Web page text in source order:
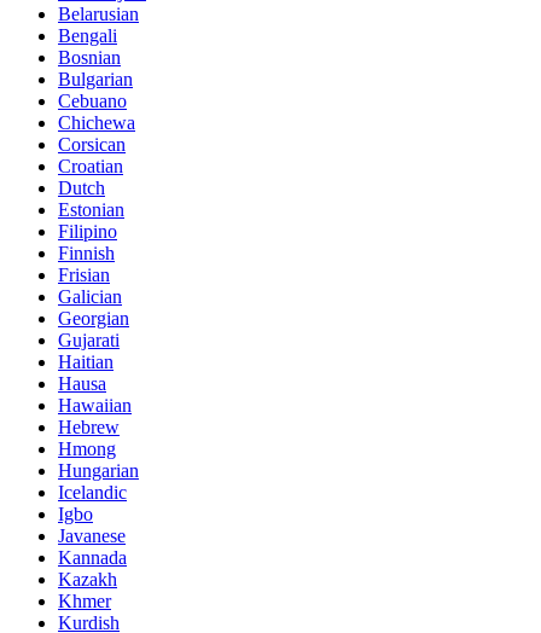
Belarusian
Bengali
Bosnian
Bulgarian
Cebuano
Chichewa
Corsican
Croatian
Dutch
Estonian
Filipino
Finnish
Frisian
Galician
Georgian
Gujarati
Haitian
Hausa
Hawaiian
Hebrew
Hmong
Hungarian
Icelandic
Igbo
Javanese
Kannada
Kazakh
Khmer
Kurdish